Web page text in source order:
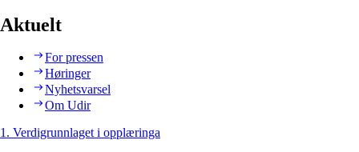
Aktuelt
For pressen
Høringer
Nyhetsvarsel
Om Udir
1. Verdigrunnlaget i opplæringa